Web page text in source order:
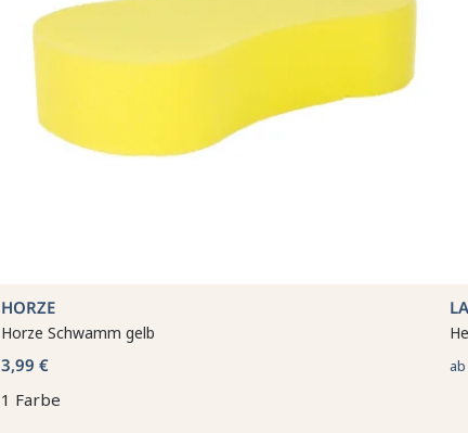
HORZE
Horze Schwamm gelb
3,99 €
1 Farbe
ab